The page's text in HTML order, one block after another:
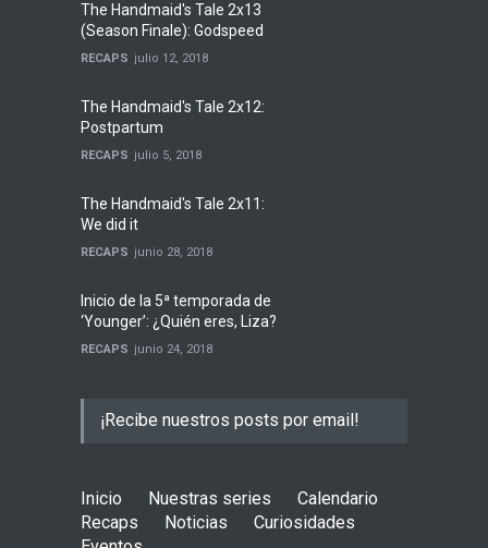
The Handmaid's Tale 2x13
(Season Finale): Godspeed
RECAPS julio 12, 2018
The Handmaid's Tale 2x12:
Postpartum
RECAPS julio 5, 2018
The Handmaid's Tale 2x11:
We did it
RECAPS junio 28, 2018
Inicio de la 5ª temporada de
‘Younger’: ¿Quién eres, Liza?
RECAPS junio 24, 2018
¡Recibe nuestros posts por email!
Inicio Nuestras series
Calendario
Recaps
Noticias
Curiosidades